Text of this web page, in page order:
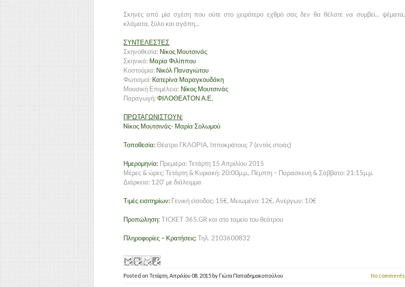
Σκηνές από μία σχέση που ούτε στο χειρότερο εχθρό σας δεν θα θέλατε να συμβεί... ψέματα,
κλάματα, ξύλο και αγάπη...
ΣΥΝΤΕΛΕΣΤΕΣ
Σκηνοθεσία: Νίκος Μουτσινάς
Σκηνικά: Μαρία Φιλίππου
Κοστούμια: Νικόλ Παναγιώτου
Φωτισμοί:Kατερίνα Μαραγκουδάκη
Μουσική Επιμέλεια: Νίκος Μουτσινάς
Παραγωγή:ΦΙΛΟΘΕΑΤΟΝ Α.Ε.
ΠΡΩΤΑΓΩΝΙΣΤΟΥΝ:
Nίκος Μουτσινάς- Μαρία Σολωμού
Τοποθεσία:Θέατρο ΓΚΛΟΡΙΑ, Ιπποκράτους 7 (εντός στοάς)
Ημερομηνία: Πρεμιέρα: Τετάρτη 15 Απριλίου 2015
Μέρες & ώρες: Τετάρτη & Κυριακή: 20:00μ.μ., Πέμπτη – Παρασκευή & Σάββατο: 21:15μ.μ.
Διάρκεια: 120' με διάλειμμα
Τιμές εισιτηρίων: Γενική είσοδος: 15€, Μειωμένο: 12€, Ανέργων: 10€
Προπώληση: TICKET 365.GR και στο ταμείο του θεάτρου
Πληροφορίες – Κρατήσεις:Τηλ. 2103600832
Posted on Τετάρτη, Απριλίου 08, 2015 by Γιώτα Παπαδημακοπούλου No comments